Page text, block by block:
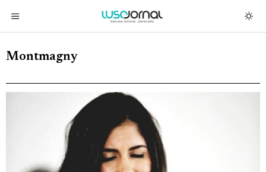
Montmagny